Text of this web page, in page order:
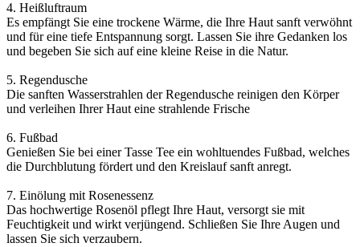
4. Heißluftraum
Es empfängt Sie eine trockene Wärme, die Ihre Haut sanft verwöhnt
und für eine tiefe Entspannung sorgt. Lassen Sie ihre Gedanken los
und begeben Sie sich auf eine kleine Reise in die Natur.
5. Regendusche
Die sanften Wasserstrahlen der Regendusche reinigen den Körper
und verleihen Ihrer Haut eine strahlende Frische
6. Fußbad
Genießen Sie bei einer Tasse Tee ein wohltuendes Fußbad, welches
die Durchblutung fördert und den Kreislauf sanft anregt.
7. Einölung mit Rosenessenz
Das hochwertige Rosenöl pflegt Ihre Haut, versorgt sie mit
Feuchtigkeit und wirkt verjüngend. Schließen Sie Ihre Augen und
lassen Sie sich verzaubern.